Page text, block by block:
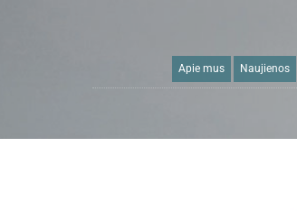
Apie mus Naujienos